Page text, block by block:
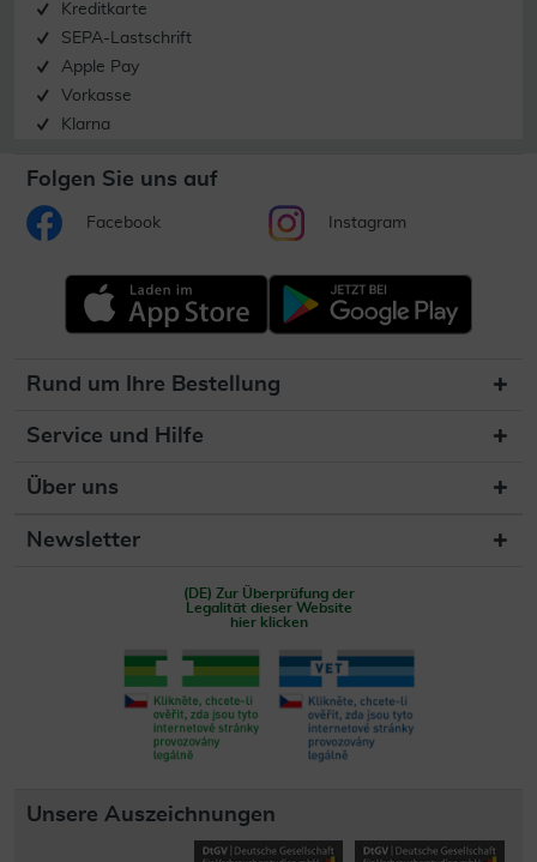
Kreditkarte
SEPA-Lastschrift
Apple Pay
Vorkasse
Klarna
Folgen Sie uns auf
Facebook Instagram
Rund um Ihre Bestellung
Service und Hilfe
Über uns
Newsletter
(DE) Zur Überprüfung der
Legalität dieser Website
hier klicken
Unsere Auszeichnungen